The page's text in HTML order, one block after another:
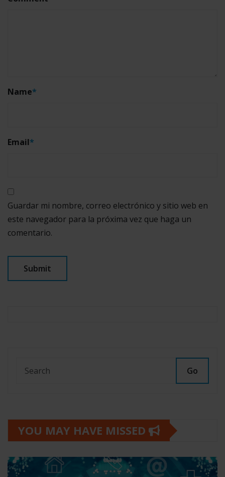
Name*
Email*
Guardar mi nombre, correo electrónico y sitio web en
este navegador para la próxima vez que haga un
comentario.
Go
YOU MAY HAVE MISSED